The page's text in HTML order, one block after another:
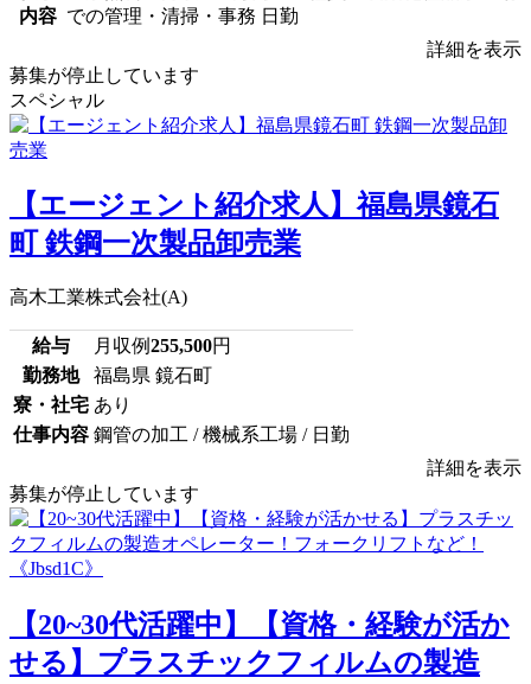
内容 での管理・清掃・事務 日勤
詳細を表示
募集が停止しています
スペシャル
【エージェント紹介求人】福島県鏡石
町 鉄鋼一次製品卸売業
高木工業株式会社(A)
給与 月収例255,500円
勤務地
福島県 鏡石町
寮・社宅 あり
仕事内容 鋼管の加工 / 機械系工場 / 日勤
詳細を表示
募集が停止しています
【20~30代活躍中】【資格・経験が活か
せる】プラスチックフィルムの製造